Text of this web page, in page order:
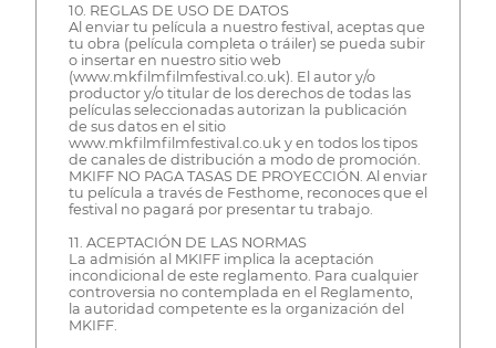
10. REGLAS DE USO DE DATOS
Al enviar tu película a nuestro festival, aceptas que
tu obra (película completa o tráiler) se pueda subir
o insertar en nuestro sitio web
(www.mkfilmfilmfestival.co.uk). El autor y/o
productor y/o titular de los derechos de todas las
películas seleccionadas autorizan la publicación
de sus datos en el sitio
www.mkfilmfilmfestival.co.uk y en todos los tipos
de canales de distribución a modo de promoción.
MKIFF NO PAGA TASAS DE PROYECCIÓN. Al enviar
tu película a través de Festhome, reconoces que el
festival no pagará por presentar tu trabajo.
11. ACEPTACIÓN DE LAS NORMAS
La admisión al MKIFF implica la aceptación
incondicional de este reglamento. Para cualquier
controversia no contemplada en el Reglamento,
la autoridad competente es la organización del
MKIFF.